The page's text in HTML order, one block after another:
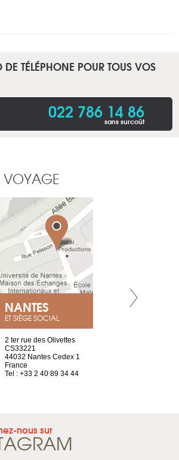
TÉLÉPHONE POUR TOUS VOS
022 786 14 86
sans surcoût
VOYAGE
NANTES
ET SIÈGE SOCIAL
2 ter rue des Olivettes
CS33221
44032 Nantes Cedex 1
France
Tel : +33 2 40 89 34 44
nous sur